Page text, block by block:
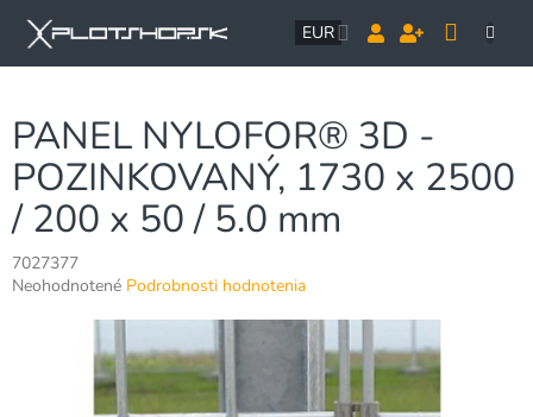
obsah
EUR
PANEL NYLOFOR® 3D -
POZINKOVANÝ, 1730 x 2500
/ 200 x 50 / 5.0 mm
7027377
Priemerné
Neohodnotené Podrobnosti hodnotenia